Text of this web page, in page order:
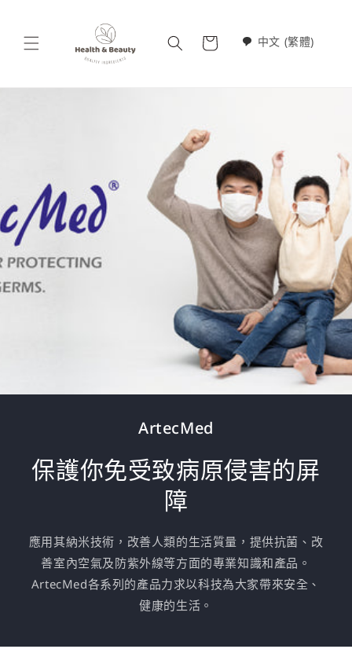
物
中文 (繁體)
ArtecMed
保護你免受致病原侵害的屏
障
應用其納米技術，改善人類的生活質量，提供抗菌、改
善室內空氣及防紫外線等方面的專業知識和產品。
ArtecMed各系列的產品力求以科技為大家帶來安全、
健康的生活。